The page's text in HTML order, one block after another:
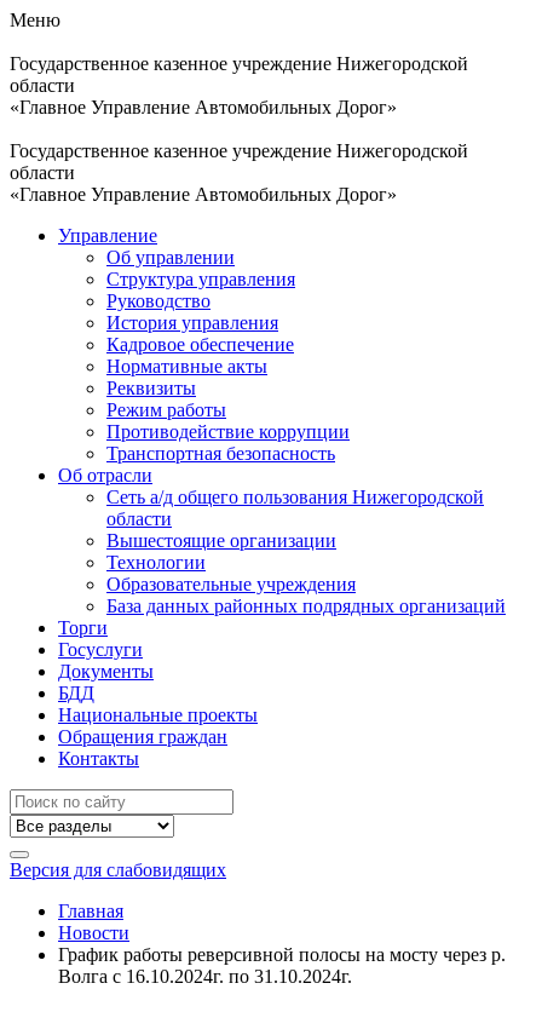
Меню
Государственное казенное учреждение Нижегородской
области
«Главное Управление Автомобильных Дорог»
Государственное казенное учреждение Нижегородской
области
«Главное Управление Автомобильных Дорог»
Управление
Об управлении
Структура управления
Руководство
История управления
Кадровое обеспечение
Нормативные акты
Реквизиты
Режим работы
Противодействие коррупции
Транспортная безопасность
Об отрасли
Сеть а/д общего пользования Нижегородской
области
Вышестоящие организации
Технологии
Образовательные учреждения
База данных районных подрядных организаций
Торги
Госуслуги
Документы
БДД
Национальные проекты
Обращения граждан
Контакты
Версия для слабовидящих
Главная
Новости
График работы реверсивной полосы на мосту через р.
Волга с 16.10.2024г. по 31.10.2024г.